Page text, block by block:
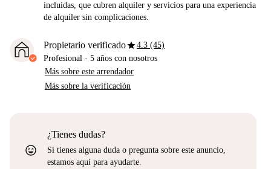
incluidas, que cubren alquiler y servicios para una experiencia
de alquiler sin complicaciones.
Propietario verificadostar4.3 (45)
Profesional · 5 años con nosotros
Más sobre este arrendador
Más sobre la verificación
sentiment_very_satisfied
¿Tienes dudas?
Si tienes alguna duda o pregunta sobre este anuncio,
estamos aquí para ayudarte.